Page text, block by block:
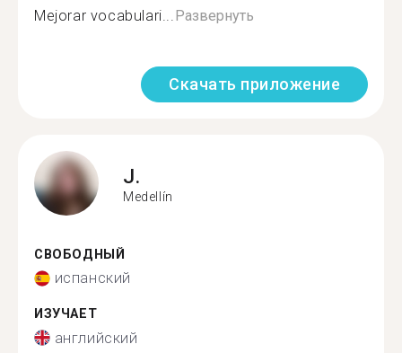
Mejorar vocabulari... Развернуть
Скачать приложение
J.
Medellín
СВОБОДНЫЙ
испанский
ИЗУЧАЕТ
английский